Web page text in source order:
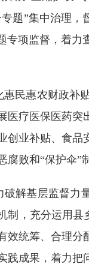
题”集中治理
专项监督，着
民惠农财政补
医疗医保医药
创业补贴、食
腐败和“保护伞
破解基层监督力
制，充分运用
效统筹、合理
践成果，着力